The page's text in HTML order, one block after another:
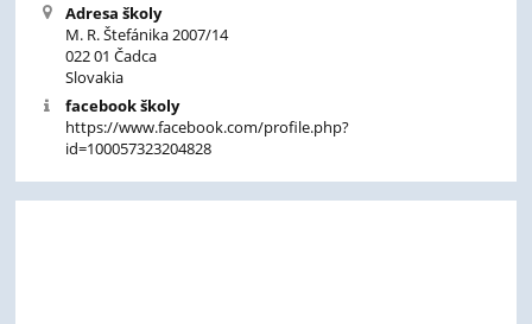
Adresa školy
M. R. Štefánika 2007/14
022 01 Čadca
Slovakia
facebook školy
https://www.facebook.com/profile.php?
id=100057323204828